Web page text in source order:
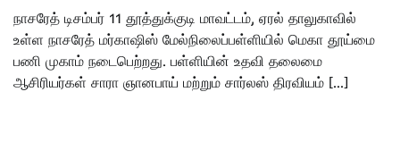
நாசரேத் டிசம்பர் 11 தூத்துக்குடி மாவட்டம், ஏரல் தாலுகாவில்
உள்ள நாசரேத் மர்காஷிஸ் மேல்நிலைப்பள்ளியில் மெகா தூய்மை
பணி முகாம் நடைபெற்றது. பள்ளியின் உதவி தலைமை
ஆசிரியர்கள் சாரா ஞானபாய் மற்றும் சார்லஸ் திரவியம் […]